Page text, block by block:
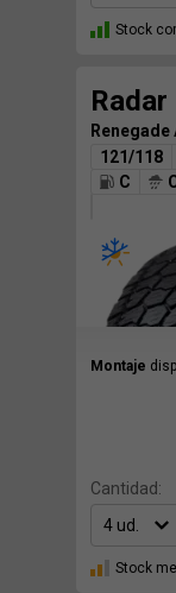
Stock
Radar
Renegade
121/118
C
Montaje
Cantidad:
Stock